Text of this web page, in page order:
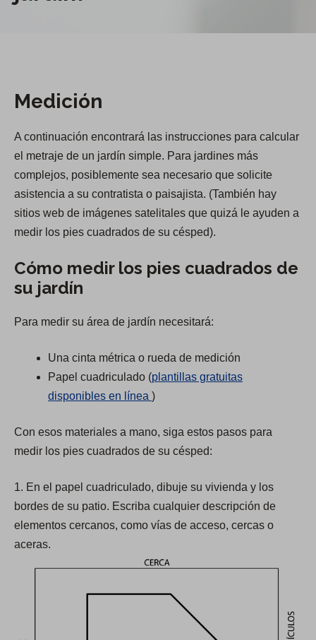
Medición
A continuación encontrará las instrucciones para calcular
el metraje de un jardín simple. Para jardines más
complejos, posiblemente sea necesario que solicite
asistencia a su contratista o paisajista. (También hay
sitios web de imágenes satelitales que quizá le ayuden a
medir los pies cuadrados de su césped).
Cómo medir los pies cuadrados de
su jardín
Para medir su área de jardín necesitará:
Una cinta métrica o rueda de medición
Papel cuadriculado (plantillas gratuitas
disponibles en línea (
p
e
s
i
n
n
)
Con esos materiales a mano, siga estos pasos para
medir los pies cuadrados de su césped:
1. En el papel cuadriculado, dibuje su vivienda y los
bordes de su patio. Escriba cualquier descripción de
elementos cercanos, como vías de acceso, cercas o
aceras.